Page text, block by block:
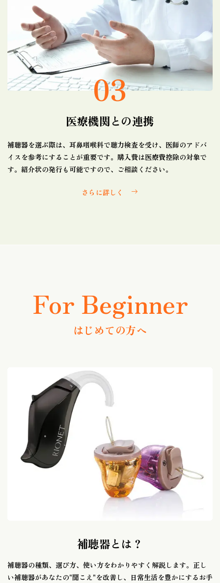
03
医療機関との連携
補聴器を選ぶ際は、耳鼻咽喉科で聴力検査を受け、医師のアドバ
イスを参考にすることが重要です。購入費は医療費控除の対象で
す。紹介状の発行も可能ですので、ご相談ください。
さらに詳しく
For Beginner
はじめての方へ
補聴器とは？
補聴器の種類、選び方、使い方をわかりやすく解説します。正し
い補聴器があなたの"聞こえ"を改善し、日常生活を豊かにするお手